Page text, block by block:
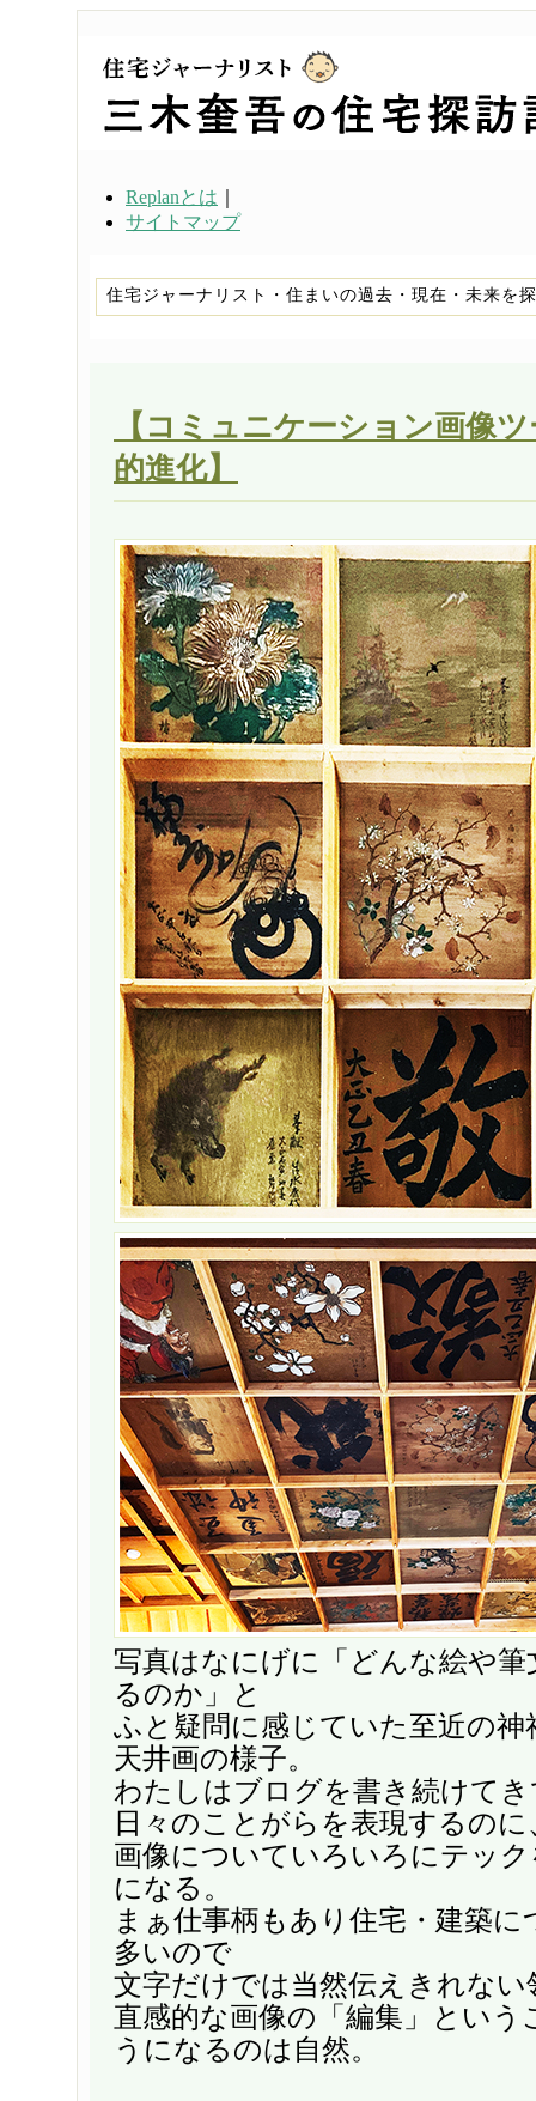
Replanとは
サイトマップ
住宅ジャーナリスト・住まいの過去・現在・未来を
【コミュニケーション画像
的進化】
写真はなにげに「どんな絵や
るのか」と
ふと疑問に感じていた至近の神
天井画の様子。
わたしはブログを書き続けて
日々のことがらを表現するの
画像についていろいろにテッ
になる。
まぁ仕事柄もあり住宅・建築
多いので
文字だけでは当然伝えきれな
直感的な画像の「編集」という
うになるのは自然。